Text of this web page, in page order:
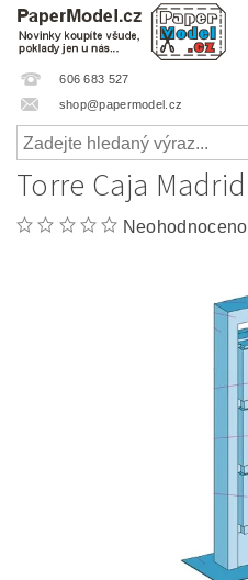
606 683 527
shop@papermodel.cz
Torre Caja Madrid
Neohodnoceno